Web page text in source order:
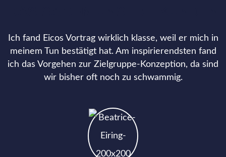
Ich fand Eicos Vortrag wirklich klasse, weil er mich in
meinem Tun bestätigt hat. Am inspirierendsten fand
ich das Vorgehen zur Zielgruppe-Konzeption, da sind
wir bisher oft noch zu schwammig.